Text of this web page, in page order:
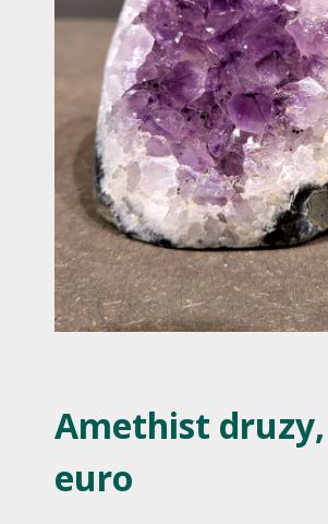
Amethist druzy,
euro